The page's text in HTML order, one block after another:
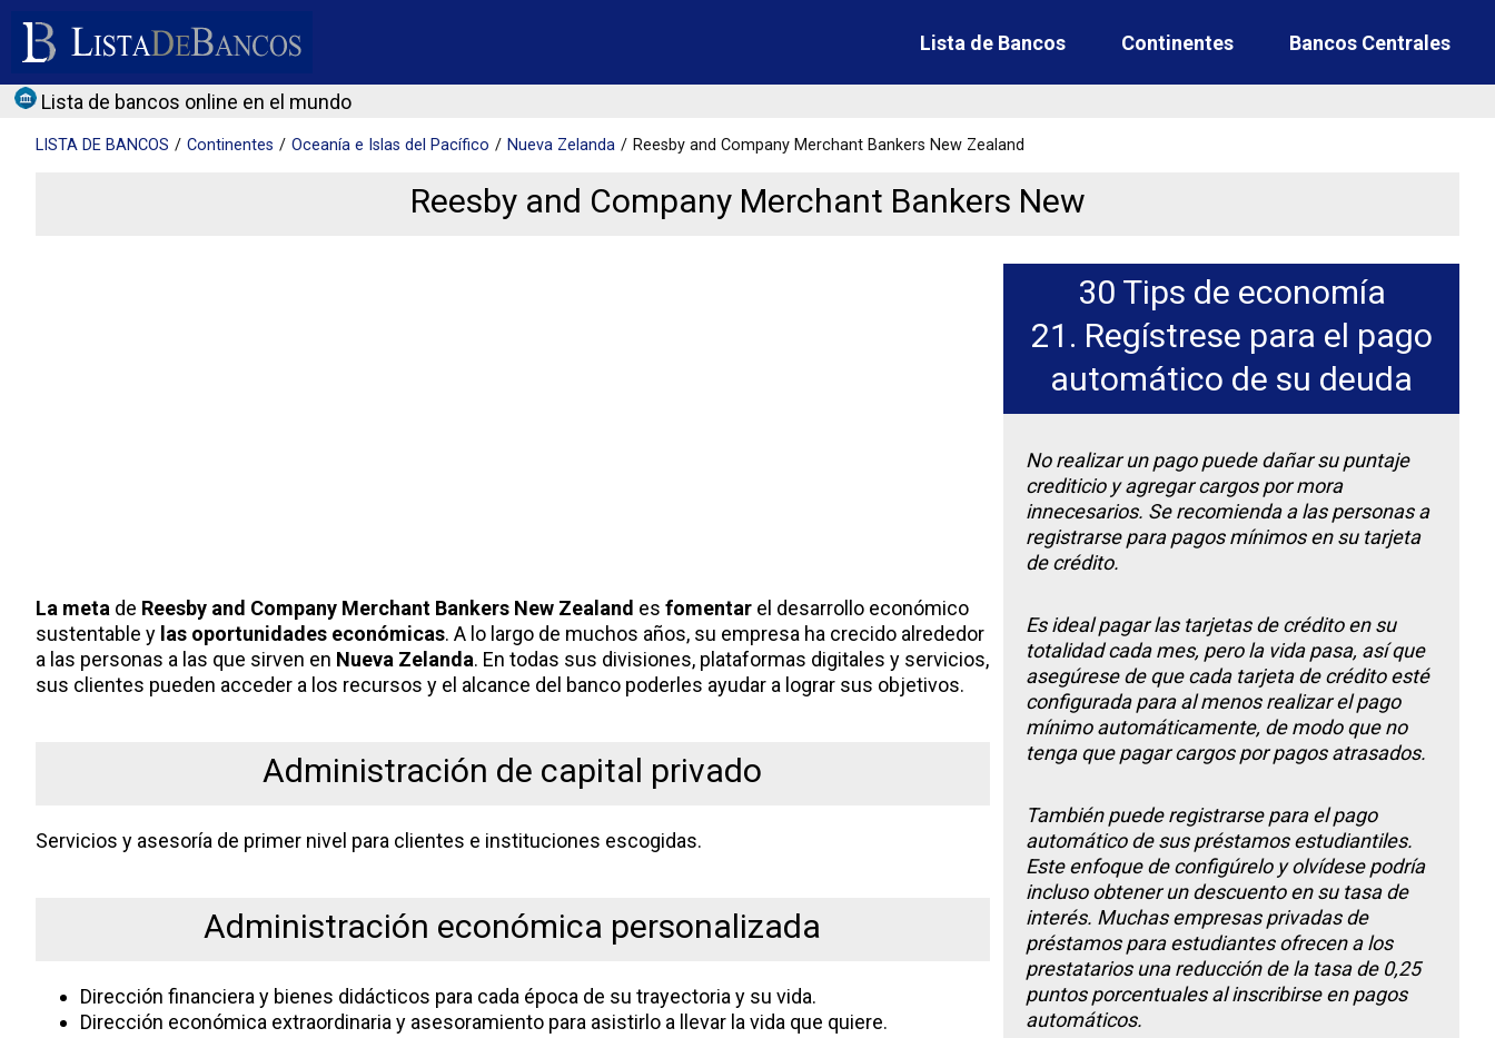
Lista de bancos online en el mundo
Lista de Bancos Continentes Bancos Centrales
LISTA DE BANCOS Continentes Oceanía e Islas del Pacífico Nueva Zelanda Reesby and Company Merchant Bankers New Zealand
Reesby and Company Merchant Bankers New
La meta de Reesby and Company Merchant Bankers New Zealand es fomentar el desarrollo económico
sustentable y las oportunidades económicas. A lo largo de muchos años, su empresa ha crecido alrededor
a las personas a las que sirven en Nueva Zelanda. En todas sus divisiones, plataformas digitales y servicios,
sus clientes pueden acceder a los recursos y el alcance del banco poderles ayudar a lograr sus objetivos.
Administración de capital privado
Servicios y asesoría de primer nivel para clientes e instituciones escogidas.
Administración económica personalizada
Dirección financiera y bienes didácticos para cada época de su trayectoria y su vida.
Dirección económica extraordinaria y asesoramiento para asistirlo a llevar la vida que quiere.
30 Tips de economía
21. Regístrese para el pago
automático de su deuda
No realizar un pago puede dañar su puntaje
crediticio y agregar cargos por mora
innecesarios. Se recomienda a las personas a
registrarse para pagos mínimos en su tarjeta
de crédito.
Es ideal pagar las tarjetas de crédito en su
totalidad cada mes, pero la vida pasa, así que
asegúrese de que cada tarjeta de crédito esté
configurada para al menos realizar el pago
mínimo automáticamente, de modo que no
tenga que pagar cargos por pagos atrasados.
También puede registrarse para el pago
automático de sus préstamos estudiantiles.
Este enfoque de configúrelo y olvídese podría
incluso obtener un descuento en su tasa de
interés. Muchas empresas privadas de
préstamos para estudiantes ofrecen a los
prestatarios una reducción de la tasa de 0,25
puntos porcentuales al inscribirse en pagos
automáticos.